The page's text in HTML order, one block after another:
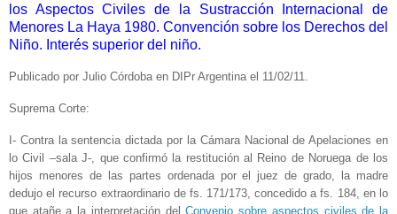
los Aspectos Civiles de la Sustracción Internacional de
Menores La Haya 1980. Convención sobre los Derechos del
Niño. Interés superior del niño.
Publicado por Julio Córdoba en DIPr Argentina el 11/02/11.
Suprema Corte:
I- Contra la sentencia dictada por la Cámara Nacional de Apelaciones en
lo Civil –sala J-, que confirmó la restitución al Reino de Noruega de los
hijos menores de las partes ordenada por el juez de grado, la madre
dedujo el recurso extraordinario de fs. 171/173, concedido a fs. 184, en lo
que atañe a la interpretación delConvenio sobre aspectos civiles de la